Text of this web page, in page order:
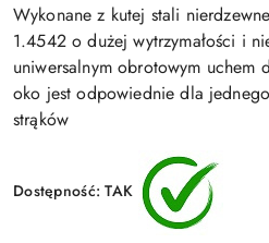
Wykonane z kutej stali
1.4542 o dużej wytrzymałości i
uniwersalnym obrotowym uchem
oko jest odpowiednie dla
strąków
Dostępność:TAK